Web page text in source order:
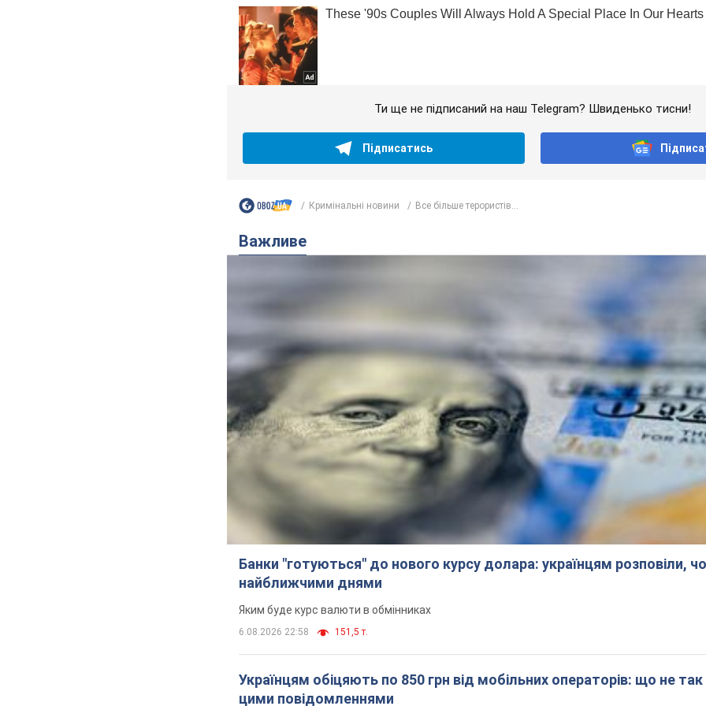
Ти ще не підписаний на наш Telegram? Швиденько тисни!
Підписатись
Кримінальні новини Все більше терористів...
Важливе
Банки "готуються" до нового курсу долара: українцям розповіли,
найближчими днями
Яким буде курс валюти в обмінниках
6.08.2026 22:58 151,5 т.
Українцям обіцяють по 850 грн від мобільних операторів: що не так
цими повідомленнями